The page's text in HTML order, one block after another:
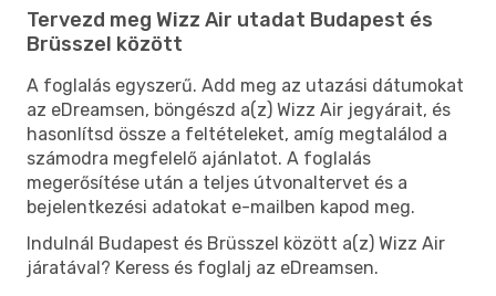
Tervezd meg Wizz Air utadat Budapest és
Brüsszel között
A foglalás egyszerű. Add meg az utazási dátumokat
az eDreamsen, böngészd a(z) Wizz Air jegyárait, és
hasonlítsd össze a feltételeket, amíg megtalálod a
számodra megfelelő ajánlatot. A foglalás
megerősítése után a teljes útvonaltervet és a
bejelentkezési adatokat e-mailben kapod meg.
Indulnál Budapest és Brüsszel között a(z) Wizz Air
járatával? Keress és foglalj az eDreamsen.